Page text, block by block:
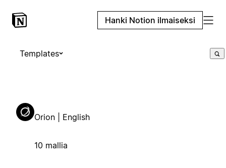
Hanki Notion ilmaiseksi
Templates
Orion | English
10 mallia